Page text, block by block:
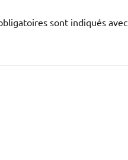
sont indiqués avec